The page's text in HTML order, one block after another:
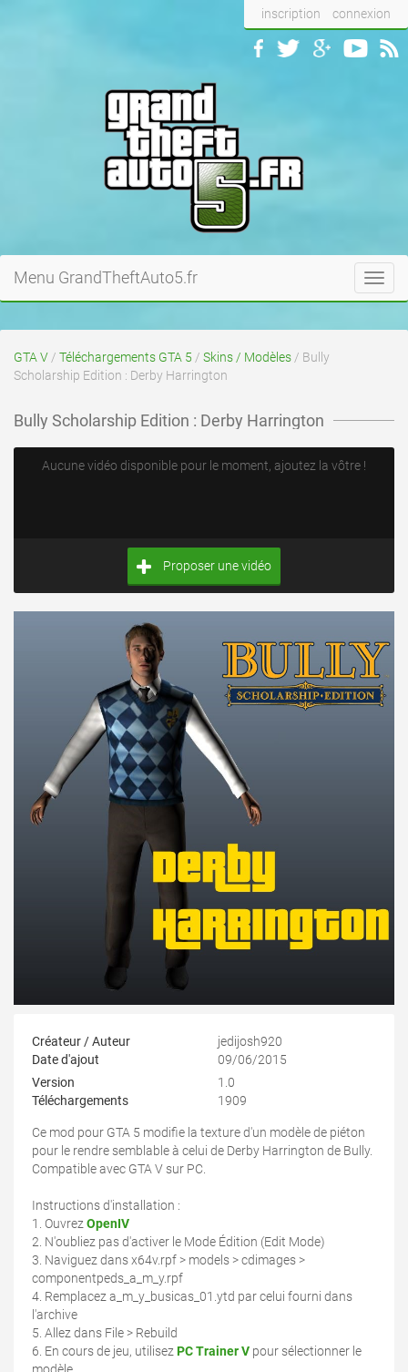
inscription connexion
Menu GrandTheftAuto5.fr
GTA V / Téléchargements GTA 5 / Skins / Modèles / Bully
Scholarship Edition : Derby Harrington
Bully Scholarship Edition : Derby Harrington
Aucune vidéo disponible pour le moment, ajoutez la vôtre !
Proposer une vidéo
Créateur / Auteur
jedijosh920
Date d'ajout
09/06/2015
Version
1.0
Téléchargements
1909
Ce mod pour GTA 5 modifie la texture d'un modèle de piéton
pour le rendre semblable à celui de Derby Harrington de Bully.
Compatible avec GTA V sur PC.
Instructions d'installation :
1. OuvrezOpenIV
2. N'oubliez pas d'activer le Mode Édition (Edit Mode)
3. Naviguez dans x64v.rpf > models > cdimages >
componentpeds_a_m_y.rpf
4. Remplacez a_m_y_busicas_01.ytd par celui fourni dans
l'archive
5. Allez dans File > Rebuild
6. En cours de jeu, utilisezPC Trainer V pour sélectionner le